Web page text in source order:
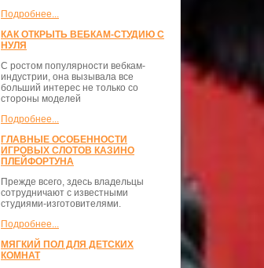
Подробнее...
КАК ОТКРЫТЬ ВЕБКАМ-СТУДИЮ С
НУЛЯ
С ростом популярности вебкам-
индустрии, она вызывала все
больший интерес не только со
стороны моделей
Подробнее...
ГЛАВНЫЕ ОСОБЕННОСТИ
ИГРОВЫХ СЛОТОВ КАЗИНО
ПЛЕЙФОРТУНА
Прежде всего, здесь владельцы
сотрудничают с известными
студиями-изготовителями.
Подробнее...
МЯГКИЙ ПОЛ ДЛЯ ДЕТСКИХ
КОМНАТ